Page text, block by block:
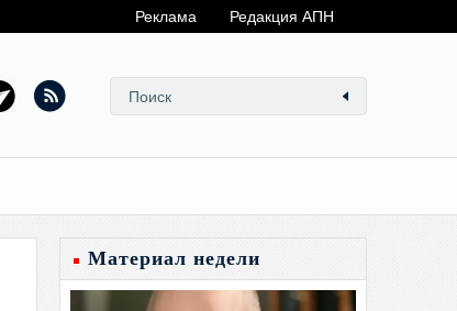
Реклама Редакция АПН
Материал недели